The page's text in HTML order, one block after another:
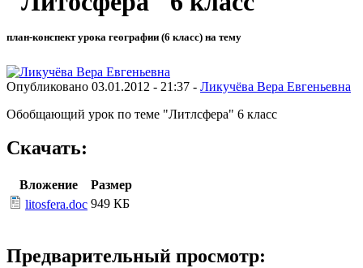
план-конспект урока географии (6 класс) на тему
Опубликовано 03.01.2012 - 21:37 - Ликучёва Вера Евгеньевна
Обобщающий урок по теме "Литлсфера" 6 класс
Скачать:
Вложение
Размер
litosfera.doc 949 КБ
Предварительный просмотр: